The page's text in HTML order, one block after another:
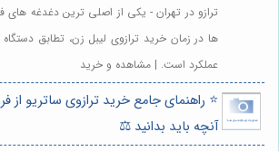
ترازو در تهران - یکی از اصلی ترین دغدغه های
ها در زمان خرید ترازوی لیبل زن، تطابق
عملکرد است. | مشاهده و خرید
⭐️ راهنمای جامع خرید ترازوی ساتریو از
آنچه باید بدانید ⚖️